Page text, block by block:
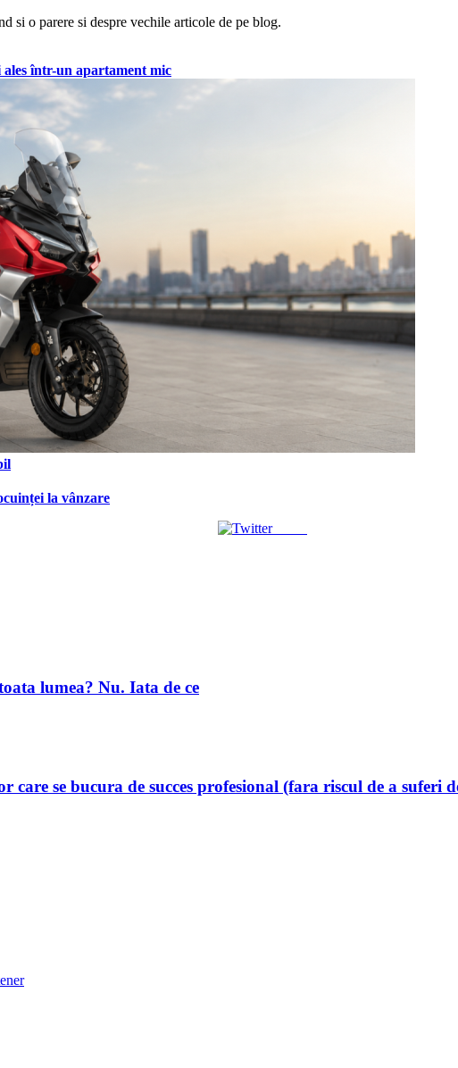
si o parere si despre vechile articole de pe blog.
într-un apartament mic
la vânzare
Tweet
lumea? Nu. Iata de ce
care se bucura de succes profesional (fara riscul de a suferi